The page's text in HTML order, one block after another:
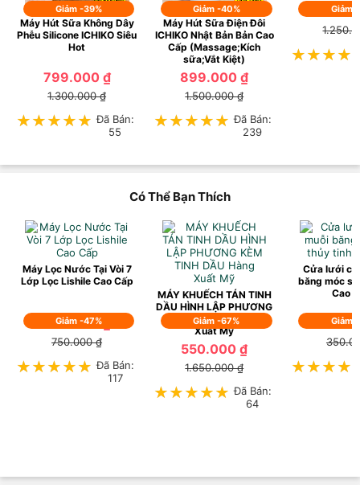
Giảm -39%
Máy Hút Sữa Không Dây
Phễu Silicone ICHIKO Siêu
Hot
799.000 ₫
1.300.000 ₫
★★★★★
★★★★★ Đã Bán:
55
Giảm -40%
Máy Hút Sữa Điện Đôi
ICHIKO Nhật Bản Bản Cao
Cấp (Massage;Kích
sữa;Vắt Kiệt)
899.000 ₫
1.500.000 ₫
★★★★★
★★★★★ Đã Bán:
239
Giảm
Có Thể Bạn Thích
Giảm -47%
Máy Lọc Nước Tại Vòi 7
Lớp Lọc Lishile Cao Cấp
399.000 ₫
750.000 ₫
★★★★★
★★★★★ Đã Bán:
117
Giảm -67%
MÁY KHUẾCH TÁN TINH
DẦU HÌNH LẬP PHƯƠNG
KÈM TINH DẦU Hàng
Xuất Mỹ
550.000 ₫
1.650.000 ₫
★★★★★
★★★★★ Đã Bán:
64
Giảm
Cửa lưới
băng móc
Cao